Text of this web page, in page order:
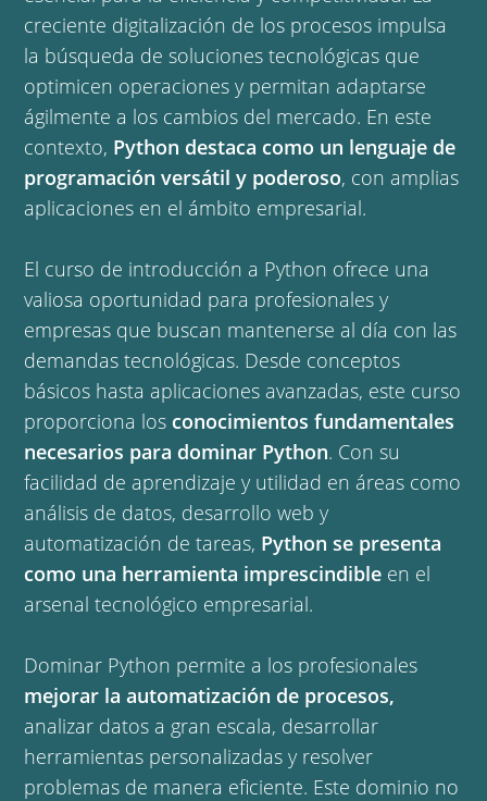
creciente digitalización de los procesos impulsa
la búsqueda de soluciones tecnológicas que
optimicen operaciones y permitan adaptarse
ágilmente a los cambios del mercado. En este
contexto, Python destaca como un lenguaje de
programación versátil y poderoso, con amplias
aplicaciones en el ámbito empresarial.
El curso de introducción a Python ofrece una
valiosa oportunidad para profesionales y
empresas que buscan mantenerse al día con las
demandas tecnológicas. Desde conceptos
básicos hasta aplicaciones avanzadas, este curso
proporciona los conocimientos fundamentales
necesarios para dominar Python. Con su
facilidad de aprendizaje y utilidad en áreas como
análisis de datos, desarrollo web y
automatización de tareas, Python se presenta
como una herramienta imprescindible en el
arsenal tecnológico empresarial.
Dominar Python permite a los profesionales
mejorar la automatización de procesos,
analizar datos a gran escala, desarrollar
herramientas personalizadas y resolver
problemas de manera eficiente. Este dominio no